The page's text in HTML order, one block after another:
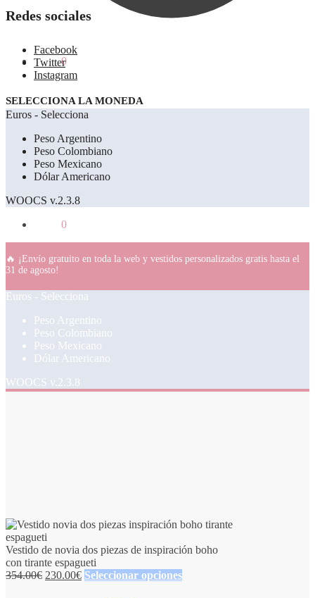
0.00€ 0
Redes sociales
Facebook
Twitter
Instagram
SELECCIONA LA MONEDA
Euros - Selecciona
Peso Argentino
Peso Colombiano
Peso Mexicano
Dólar Americano
WOOCS v.2.3.8
0
🔥 ¡Envío gratuito en toda la web y vestidos personalizados gratis hasta el
31 de agosto!
Euros - Selecciona
Peso Argentino
Peso Colombiano
Peso Mexicano
Dólar Americano
WOOCS v.2.3.8
Vestido de novia dos piezas de inspiración boho
con tirante espagueti
354.00€ 230.00€ Seleccionar opciones